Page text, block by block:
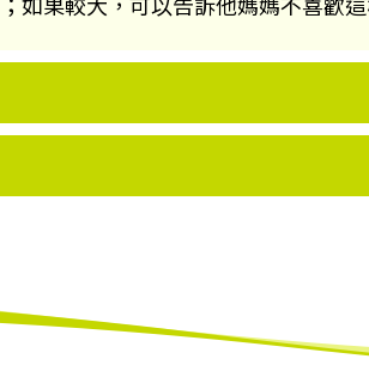
； 如果較大 ， 可以告訴他媽媽不喜歡